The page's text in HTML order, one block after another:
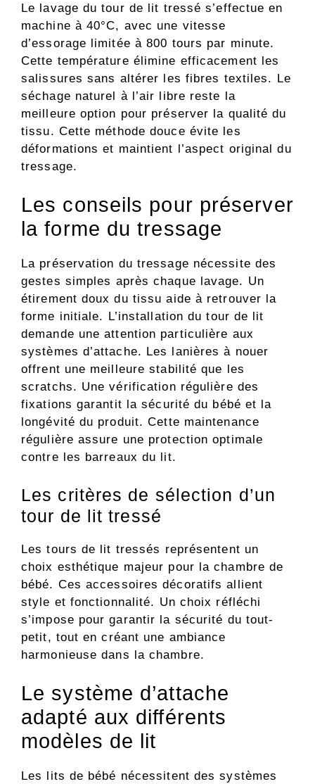
Le lavage du tour de lit tressé s’effectue en
machine à 40°C, avec une vitesse
d’essorage limitée à 800 tours par minute.
Cette température élimine efficacement les
salissures sans altérer les fibres textiles. Le
séchage naturel à l’air libre reste la
meilleure option pour préserver la qualité du
tissu. Cette méthode douce évite les
déformations et maintient l’aspect original du
tressage.
Les conseils pour préserver
la forme du tressage
La préservation du tressage nécessite des
gestes simples après chaque lavage. Un
étirement doux du tissu aide à retrouver la
forme initiale. L’installation du tour de lit
demande une attention particulière aux
systèmes d’attache. Les lanières à nouer
offrent une meilleure stabilité que les
scratchs. Une vérification régulière des
fixations garantit la sécurité du bébé et la
longévité du produit. Cette maintenance
régulière assure une protection optimale
contre les barreaux du lit.
Les critères de sélection d’un
tour de lit tressé
Les tours de lit tressés représentent un
choix esthétique majeur pour la chambre de
bébé. Ces accessoires décoratifs allient
style et fonctionnalité. Un choix réfléchi
s’impose pour garantir la sécurité du tout-
petit, tout en créant une ambiance
harmonieuse dans la chambre.
Le système d’attache
adapté aux différents
modèles de lit
Les lits de bébé nécessitent des systèmes